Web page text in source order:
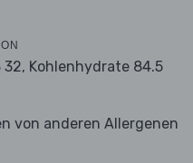
32, Kohlenhydrate 84.5
von anderen Allergenen